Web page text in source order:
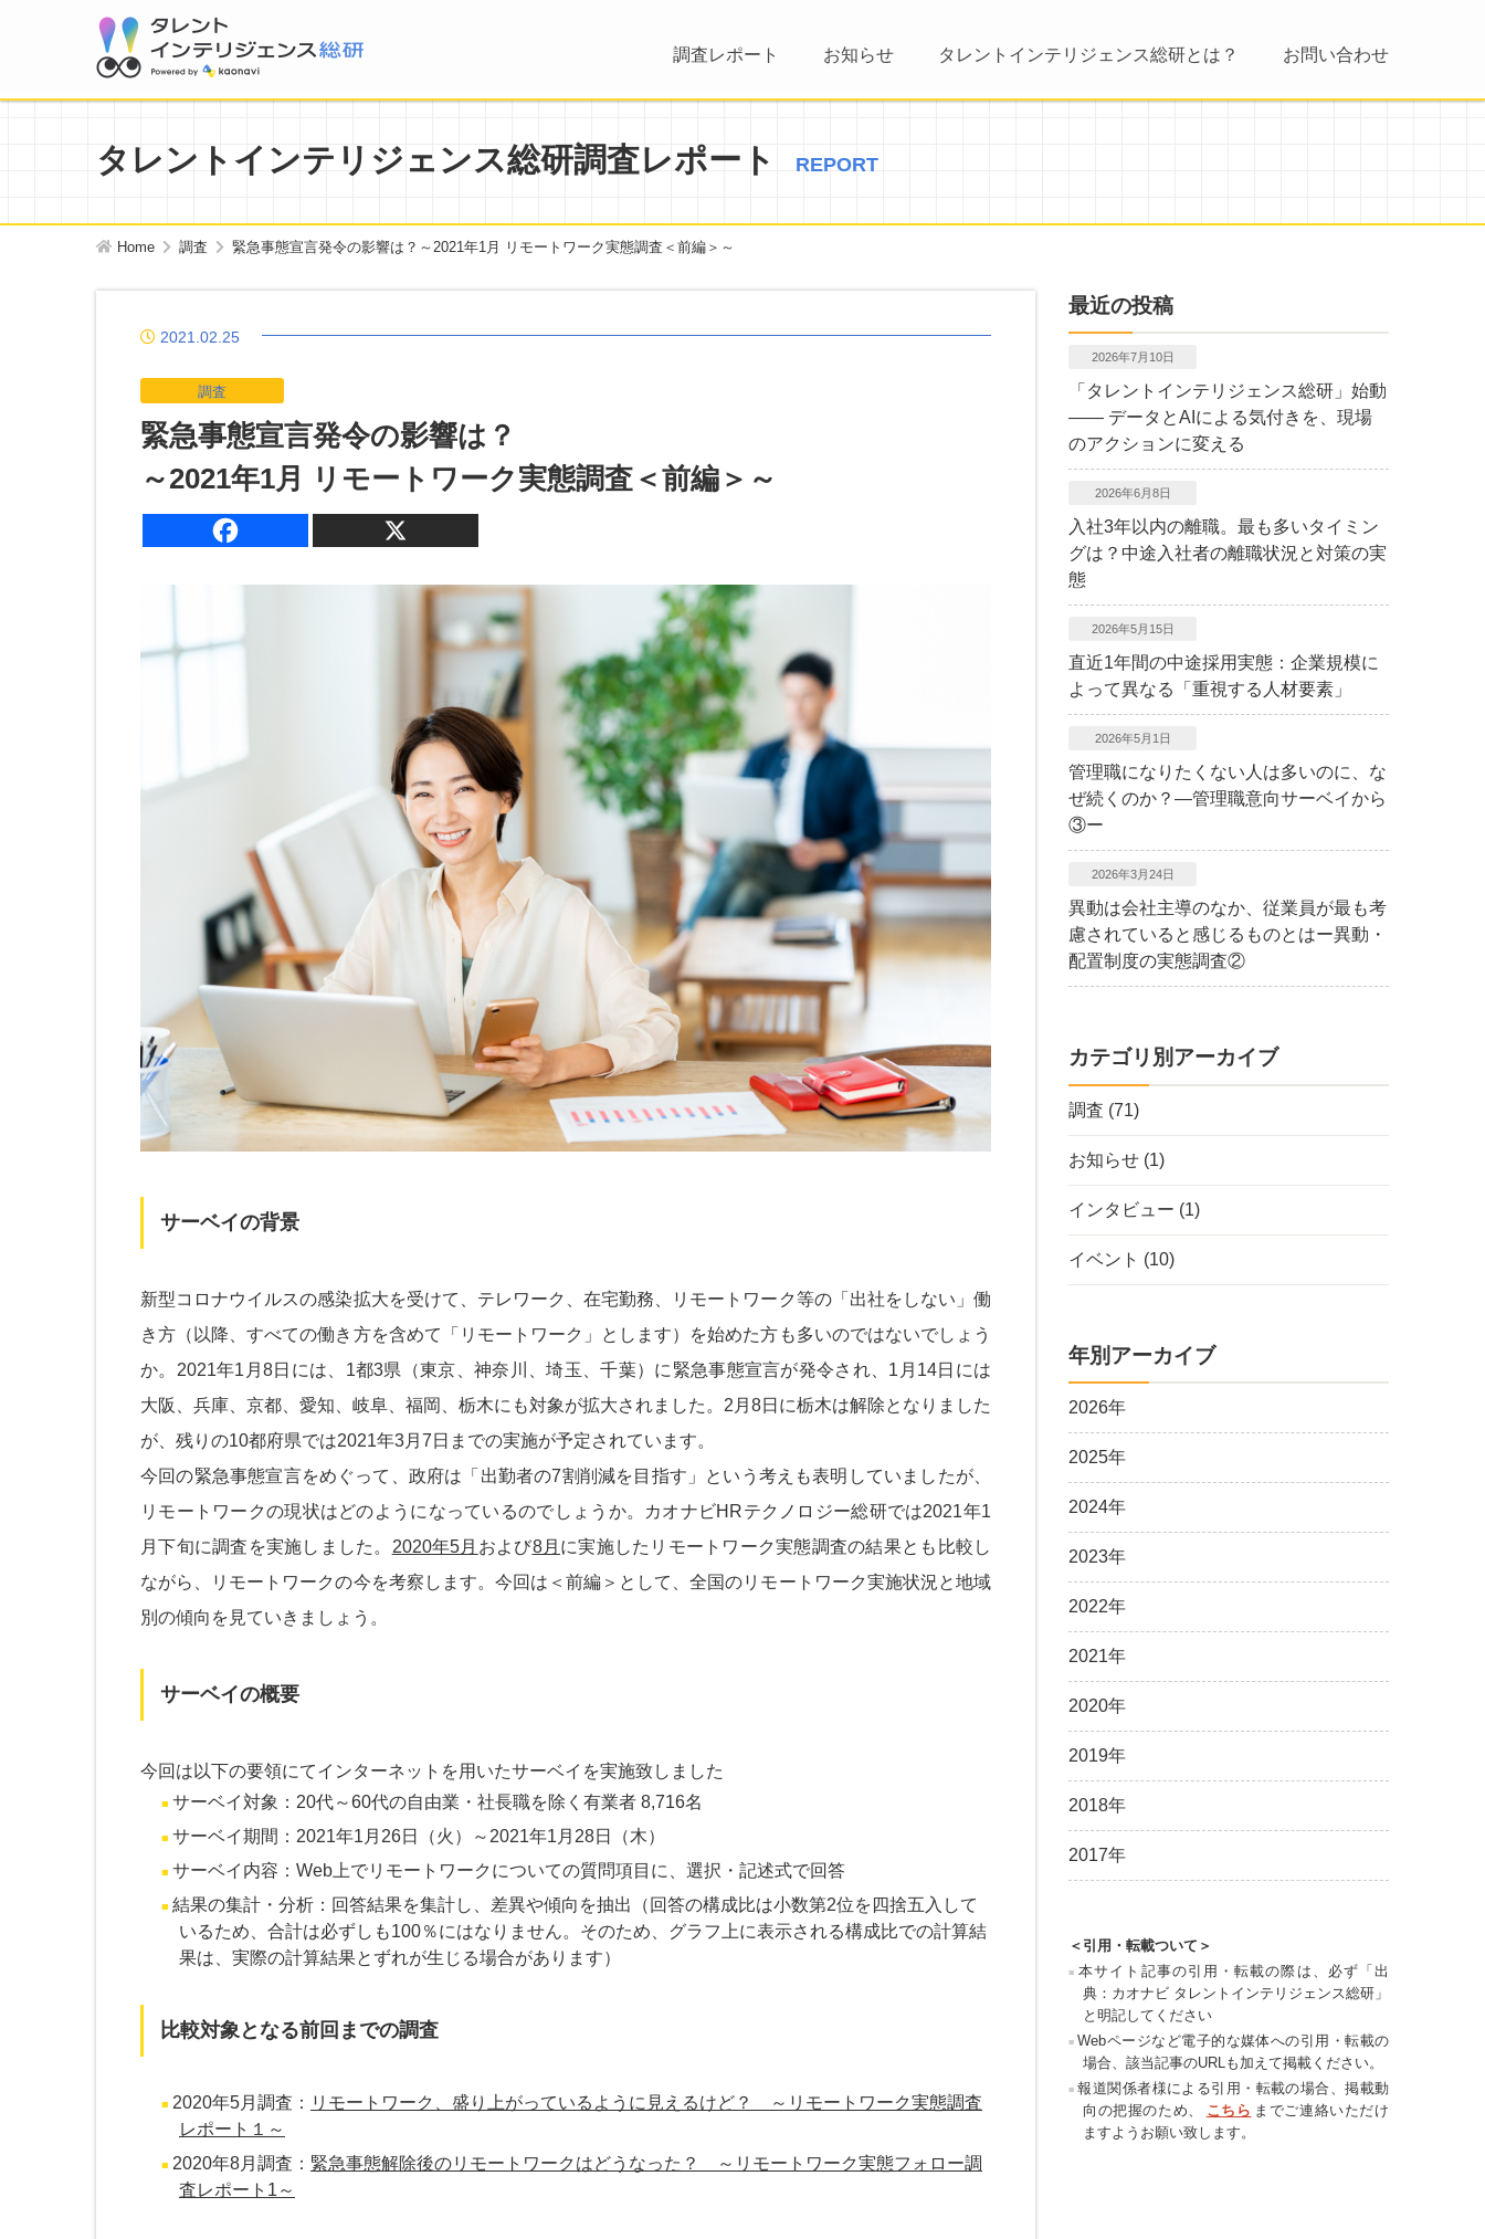
調査レポート お知らせ タレントインテリジェンス総研とは？ お問い合わせ
タレントインテリジェンス総研調査レポート REPORT
Home 調査 緊急事態宣言発令の影響は？ ～2021年1月 リモートワーク実態調査＜前編＞～
2021.02.25
調査
緊急事態宣言発令の影響は？
～2021年1月 リモートワーク実態調査＜前編＞～
サーベイの背景
新型コロナウイルスの感染拡大を受けて、テレワーク、在宅勤務、リモートワーク等の「出社をしない」働
き方（以降、すべての働き方を含めて「リモートワーク」とします）を始めた方も多いのではないでしょう
か。2021年1月8日には、1都3県（東京、神奈川、埼玉、千葉）に緊急事態宣言が発令され、1月14日には
大阪、兵庫、京都、愛知、岐阜、福岡、栃木にも対象が拡大されました。2月8日に栃木は解除となりました
が、残りの10都府県では2021年3月7日までの実施が予定されています。
今回の緊急事態宣言をめぐって、政府は「出勤者の7割削減を目指す」という考えも表明していましたが、
リモートワークの現状はどのようになっているのでしょうか。カオナビHRテクノロジー総研では2021年1
月下旬に調査を実施しました。 2020年5月 および8月 に実施したリモートワーク実態調査の結果とも比較し
ながら、リモートワークの今を考察します。今回は＜前編＞として、全国のリモートワーク実施状況と地域
別の傾向を見ていきましょう。
サーベイの概要
今回は以下の要領にてインターネットを用いたサーベイを実施致しました
サーベイ対象：20代～60代の自由業・社長職を除く有業者 8,716名
サーベイ期間：2021年1月26日（火）～2021年1月28日（木）
サーベイ内容：Web上でリモートワークについての質問項目に、選択・記述式で回答
結果の集計・分析：回答結果を集計し、差異や傾向を抽出（回答の構成比は小数第2位を四捨五入して
いるため、合計は必ずしも100％にはなりません。そのため、グラフ上に表示される構成比での計算結
果は、実際の計算結果とずれが生じる場合があります）
比較対象となる前回までの調査
2020年5月調査： リモートワーク、盛り上がっているように見えるけど？ ～リモートワーク実態調査
レポート１～
2020年8月調査： 緊急事態解除後のリモートワークはどうなった？ ～リモートワーク実態フォロー調
査レポート1～
最近の投稿
2026年7月10日
「タレントインテリジェンス総研」始動
―― データとAIによる気付きを、現場
のアクションに変える
2026年6月8日
入社3年以内の離職。最も多いタイミン
グは？中途入社者の離職状況と対策の実
態
2026年5月15日
直近1年間の中途採用実態：企業規模に
よって異なる「重視する人材要素」
2026年5月1日
管理職になりたくない人は多いのに、な
ぜ続くのか？―管理職意向サーベイから
③ー
2026年3月24日
異動は会社主導のなか、従業員が最も考
慮されていると感じるものとはー異動・
配置制度の実態調査②
カテゴリ別アーカイブ
調査 (71)
お知らせ (1)
インタビュー (1)
イベント (10)
年別アーカイブ
2026年
2025年
2024年
2023年
2022年
2021年
2020年
2019年
2018年
2017年
＜引用・転載ついて＞
本サイト記事の引用・転載の際は、必ず「出
典：カオナビ タレントインテリジェンス総研」
と明記してください
Webページなど電子的な媒体への引用・転載の
場合、該当記事のURLも加えて掲載ください。
報道関係者様による引用・転載の場合、掲載動
向の把握のため、
こちら までご連絡いただけ
ますようお願い致します。